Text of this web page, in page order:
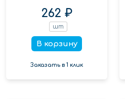
262 ₽
шт
В корзину
Заказать в 1 клик